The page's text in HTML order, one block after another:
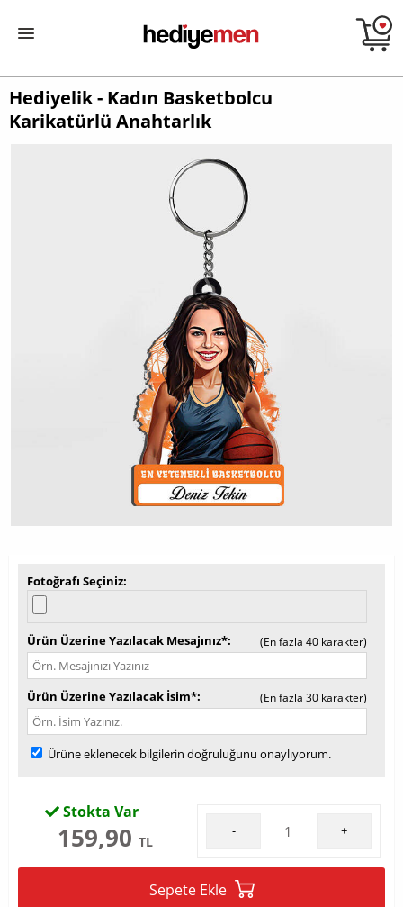
Hediyelik - Kadın Basketbolcu
Karikatürlü Anahtarlık
Fotoğrafı Seçiniz
Ürün Üzerine Yazılacak Mesajınız* (En fazla 40 karakter)
Ürün Üzerine Yazılacak İsim* (En fazla 30 karakter)
Ürüne eklenecek bilgilerin doğruluğunu onaylıyorum.
Stokta Var
159,90 TL
- +
Sepete Ekle